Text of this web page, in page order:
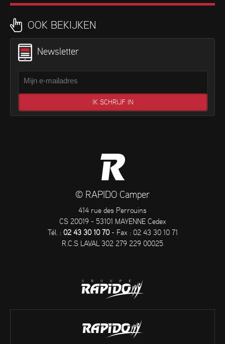
OOK BEKIJKEN
Newsletter
© RAPIDO Camper
414 rue des Perrouins
CS 20019 - 53101 MAYENNE Cedex
Tél. : 02 43 30 10 70- Fax : 02 43 30 10 71
R.C.S LAVAL 302 279 229 00025